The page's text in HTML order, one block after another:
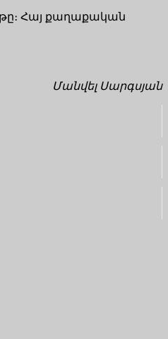
Հայ քաղաքական
Մանվել Սարգսյան